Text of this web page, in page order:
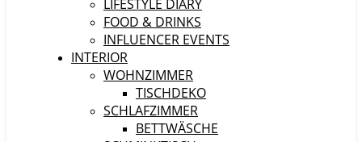
LIFESTYLE DIARY
FOOD & DRINKS
INFLUENCER EVENTS
INTERIOR
WOHNZIMMER
TISCHDEKO
SCHLAFZIMMER
BETTWÄSCHE